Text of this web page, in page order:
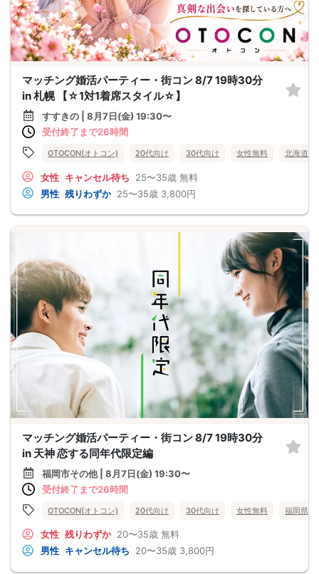
マッチング婚活パーティー・街コン 8/7 19時30分
in 札幌 【☆1対1着席スタイル☆】
すすきの | 8月7日(金) 19:30〜
受付終了まで26時間
OTOCON(オトコン) 20代向け 30代向け 女性無料 北海道
女性 キャンセル待ち 25〜35歳 無料
男性 残りわずか 25〜35歳 3,800円
マッチング婚活パーティー・街コン 8/7 19時30分
in 天神 恋する同年代限定編
福岡市その他 | 8月7日(金) 19:30〜
受付終了まで26時間
OTOCON(オトコン) 20代向け 30代向け 女性無料 福岡県
女性 残りわずか 20〜35歳 無料
男性 キャンセル待ち 20〜35歳 3,800円